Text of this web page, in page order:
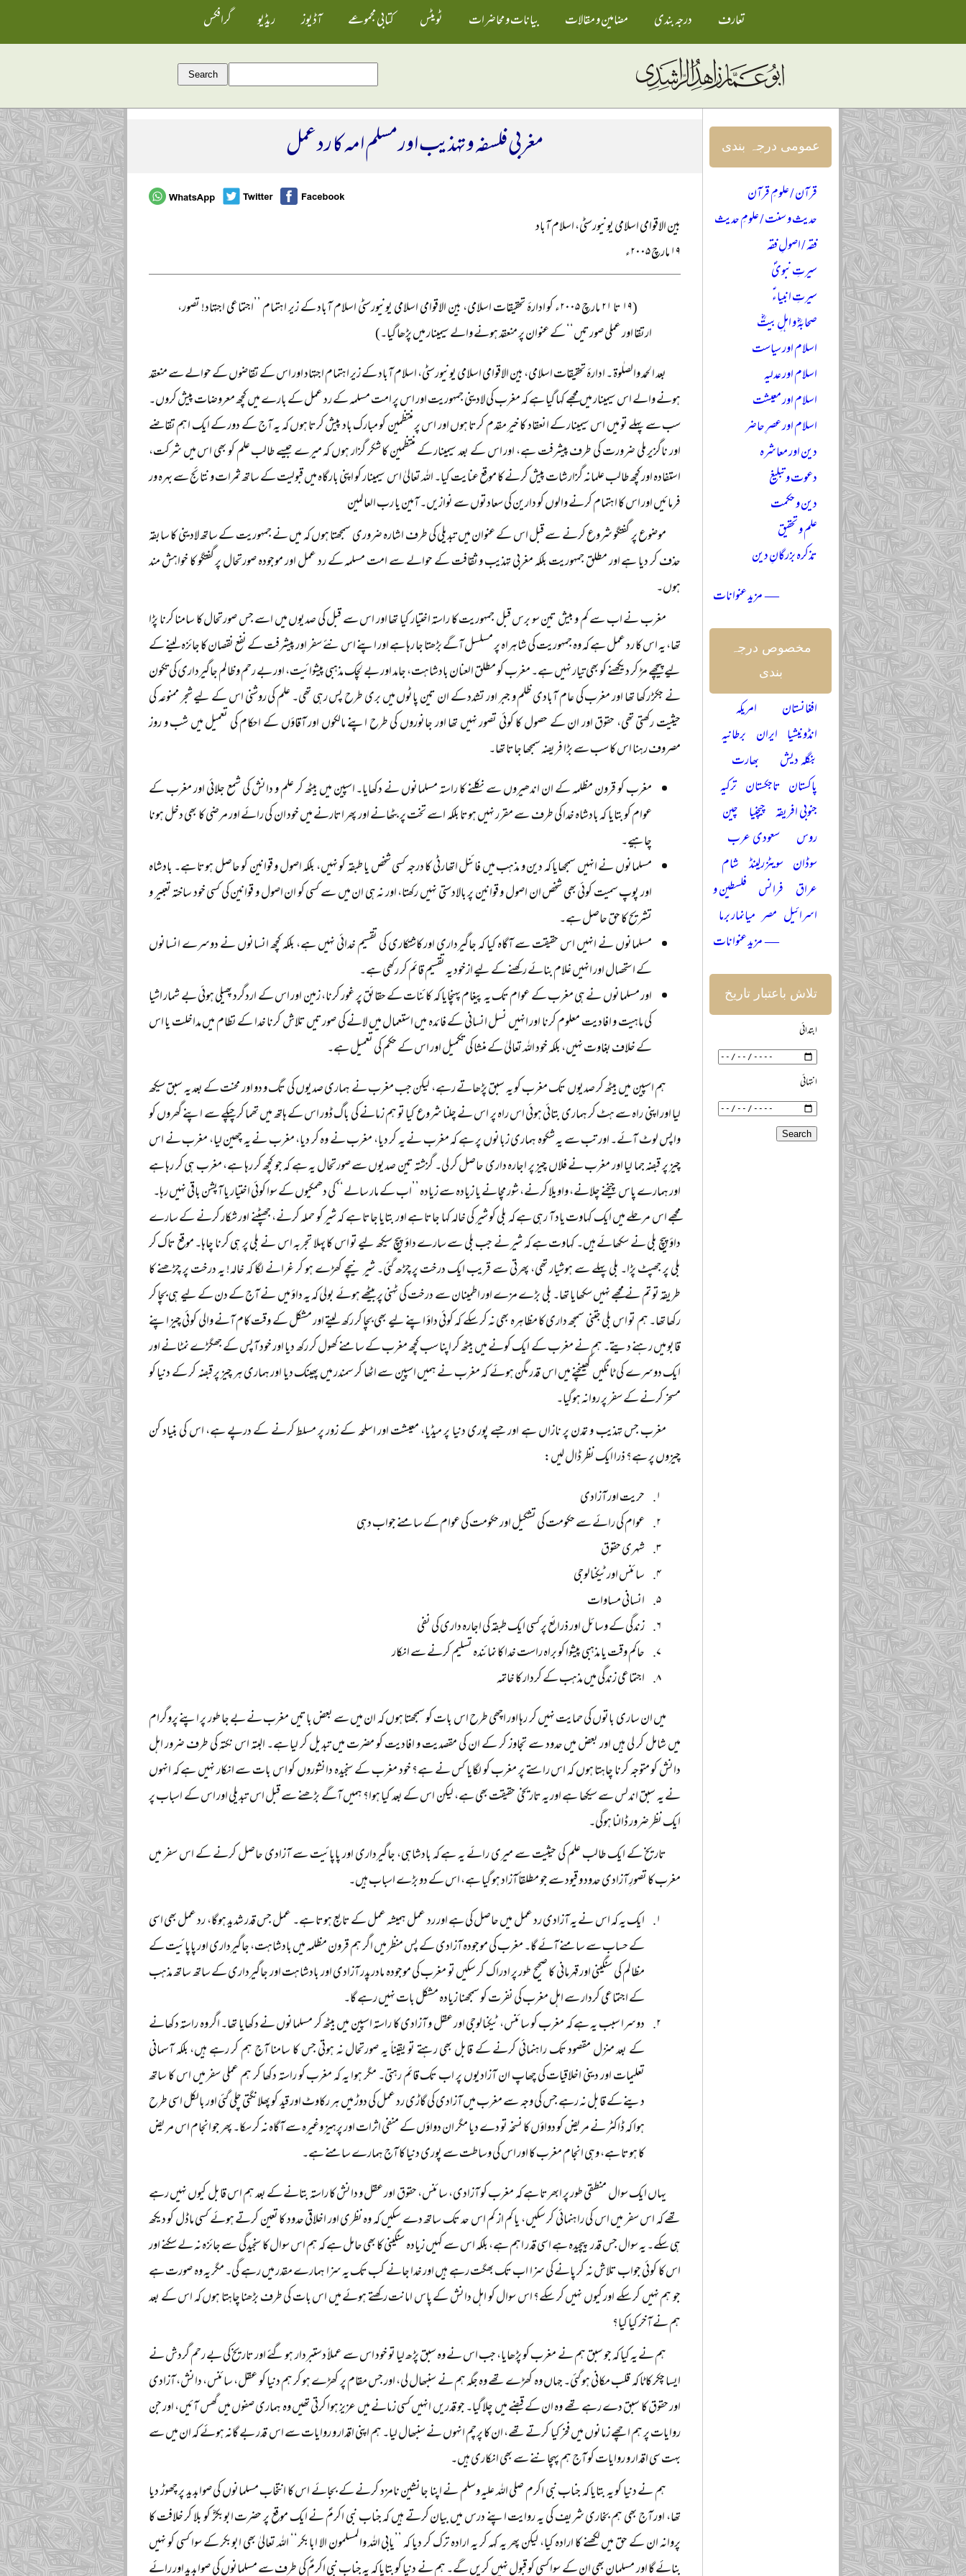
تعارف درجہ بندی مضامین و مقالات بیانات و محاضرات ٹویٹس کتابی مجموعے آڈیوز ریڈیو گرافکس
مغربی فلسفہ و تہذیب اور مسلم امہ کا رد عمل
بین الاقوامی اسلامی یونیورسٹی، اسلام آباد
۱۹ مارچ ۲۰۰۵ء
(۱۹ تا ۲۱ مارچ ۲۰۰۵ء کو ادارۂ تحقیقات اسلامی، بین الاقوامی اسلامی یونیورسٹی اسلام آباد کے زیر اہتمام ’’اجتماعی اجتہاد! تصور،
ارتقا اور عملی صورتیں‘‘ کے عنوان پر منعقد ہونے والے سیمینار میں پڑھا گیا۔)
بعد الحمد والصلٰوۃ ۔ ادارۂ تحقیقات اسلامی، بین الاقوامی اسلامی یونیورسٹی، اسلام آباد کے زیر اہتمام اجتہاد اور اس کے تقاضوں کے حوالے سے منعقد
ہونے والے اس سیمینار میں مجھے کہا گیا ہے کہ مغرب کی لادینی جمہوریت اور اس پر امت مسلمہ کے رد عمل کے بارے میں کچھ معروضات پیش کروں۔
سب سے پہلے تو میں اس سیمینار کے انعقاد کا خیر مقدم کرتا ہوں اور اس پر منتظمین کو مبارک باد پیش کرتا ہوں کہ یہ آج کے دور کے ایک اہم تقاضے
اور ناگزیر ملی ضرورت کی طرف پیشرفت ہے، اور اس کے بعد سیمینار کے منتظمین کا شکر گزار ہوں کہ میرے جیسے طالب علم کو بھی اس میں شرکت،
استفادہ اور کچھ طالب علمانہ گزارشات پیش کرنے کا موقع عنایت کیا۔ اللہ تعالیٰ اس سیمینار کو اپنی بارگاہ میں قبولیت کے ساتھ ثمرات و نتائج سے بہرہ ور
فرمائیں اور اس کا اہتمام کرنے والوں کو دارین کی سعادتوں سے نوازیں۔ آمین یا رب العالمین
موضوع پر گفتگو شروع کرنے سے قبل اس کے عنوان میں تبدیلی کی طرف اشارہ ضروری سمجھتا ہوں کہ میں نے جمہوریت کے ساتھ لادینی کا سابقہ
حذف کر دیا ہے اور مطلق جمہوریت بلکہ مغربی تہذیب و ثقافت کے حوالے سے امت مسلمہ کے رد عمل اور موجودہ صورتحال پر گفتگو کا خواہش مند
ہوں۔
مغرب نے اب سے کم و بیش تین سو برس قبل جمہوریت کا راستہ اختیار کیا تھا اور اس سے قبل کی صدیوں میں اسے جس صورتحال کا سامنا کرنا پڑا
تھا، یہ اس کا رد عمل ہے کہ وہ جمہوریت کی شاہراہ پر مسلسل آگے بڑھتا جا رہا ہے اور اپنے اس نئے سفر اور پیشرفت کے نفع نقصان کا جائزہ لینے کے
لیے پیچھے مڑ کر دیکھنے کو بھی تیار نہیں ہے۔ مغرب کو مطلق العنان بادشاہت، جامد اور بے لچک مذہبی پیشوائیت، اور بے رحم و ظالم جاگیرداری کی تکون
نے جکڑ رکھا تھا اور مغرب کی عام آبادی ظلم و جبر اور تشدد کے ان تین پاٹوں میں بری طرح پس رہی تھی۔ علم کی روشنی اس کے لیے شجر ممنوعہ کی
حیثیت رکھتی تھی، حقوق اور ان کے حصول کا کوئی تصور نہیں تھا اور جانوروں کی طرح اپنے مالکوں اور آقاؤں کے احکام کی تعمیل میں شب و روز
مصروف رہنا اس کا سب سے بڑا فریضہ سمجھا جاتا تھا۔
مغرب کو قرون مظلمہ کے ان اندھیروں سے نکلنے کا راستہ مسلمانوں نے دکھایا۔ اسپین میں بیٹھ کر علم و دانش کی شمع جلائی اور مغرب کے
عوام کو بتایا کہ بادشاہ خدا کی طرف سے مقرر نہیں ہوتا بلکہ اسے تخت پر بٹھانے اور پھر اتارنے میں خود ان کی رائے اور مرضی کا بھی دخل ہونا
چاہیے۔
مسلمانوں نے انہیں سمجھایا کہ دین و مذہب میں فائنل اتھارٹی کا درجہ کسی شخص یا طبقہ کو نہیں، بلکہ اصول و قوانین کو حاصل ہوتا ہے۔ بادشاہ
اور پوپ سمیت کوئی بھی شخص ان اصول و قوانین پر بالادستی نہیں رکھتا، اور نہ ہی ان میں سے کسی کو ان اصول و قوانین کی کسی خود ساختہ تعبیر و
تشریح کا حق حاصل ہے۔
مسلمانوں نے انہیں اس حقیقت سے آگاہ کیا کہ جاگیرداری اور کاشتکاری کی تقسیم خدائی نہیں ہے، بلکہ کچھ انسانوں نے دوسرے انسانوں
کے استحصال اور انہیں غلام بنائے رکھنے کے لیے ازخود یہ تقسیم قائم کر رکھی ہے۔
اور مسلمانوں نے ہی مغرب کے عوام تک یہ پیغام پہنچایا کہ کائنات کے حقائق پر غور کرنا، زمین اور اس کے اردگرد پھیلی ہوئی بے شمار اشیا
کی ماہیت و افادیت معلوم کرنا اور انہیں نسل انسانی کے فائدہ میں استعمال میں لانے کی صورتیں تلاش کرنا خدا کے نظام میں مداخلت یا اس
کے خلاف بغاوت نہیں، بلکہ خود اللہ تعالیٰ کے منشا کی تکمیل اور اس کے حکم کی تعمیل ہے۔
ہم اسپین میں بیٹھ کر صدیوں تک مغرب کو یہ سبق پڑھاتے رہے، لیکن جب مغرب نے ہماری صدیوں کی تگ و دو اور محنت کے بعد یہ سبق سیکھ
لیا اور اپنی راہ سے ہٹ کر ہماری بتائی ہوئی اس راہ پر اس نے چلنا شروع کیا تو ہم زمانے کی باگ ڈور اس کے ہاتھ میں تھما کر چپکے سے اپنے گھروں کو
واپس لوٹ آئے۔ اور تب سے یہ شکوہ ہماری زبانوں پر ہے کہ مغرب نے یہ کر دیا، مغرب نے وہ کر دیا، مغرب نے یہ چھین لیا، مغرب نے اس
چیز پر قبضہ جما لیا اور مغرب نے فلاں چیز پر اجارہ داری حاصل کر لی۔ گزشتہ تین صدیوں سے صورتحال یہ ہے کہ جو کچھ کر رہا ہے، مغرب ہی کر رہا ہے
اور ہمارے پاس چیخنے چلانے، واویلا کرنے، شور مچانے یا زیادہ سے زیادہ ’’اب کے مار سالے‘‘ کی دھمکیوں کے سوا کوئی اختیار یا آپشن باقی نہیں رہا۔
مجھے اس مرحلے میں ایک کہاوت یاد آ رہی ہے کہ بلی کو شیر کی خالہ کہا جاتا ہے اور بتایا جاتا ہے کہ شیر کو حملہ کرنے، جھپٹنے اور شکار کرنے کے سارے
داؤ پیچ بلی نے سکھائے ہیں۔ کہاوت ہے کہ شیر نے جب بلی سے سارے داؤ پیچ سیکھ لیے تو اس کا پہلا تجربہ اس نے بلی پر ہی کرنا چاہا۔ موقع تاک کر
بلی پر جھپٹ پڑا۔ بلی پہلے سے ہوشیار تھی، پھرتی سے قریب ایک درخت پر چڑھ گئی۔ شیر نیچے کھڑے ہو کر غرانے لگا کہ خالہ! یہ درخت پر چڑھنے کا
طریقہ تو تم نے مجھے نہیں سکھایا تھا۔ بلی بڑے مزے اور اطمینان سے درخت کی ٹہنی پر بیٹھے ہوئے بولی کہ یہ داؤ میں نے آج کے دن کے لیے ہی بچا کر
رکھا تھا۔ ہم تو اس بلی جتنی سمجھ داری کا مظاہرہ بھی نہ کر سکے کہ کوئی داؤ اپنے لیے بھی بچا کر رکھ لیتے اور مشکل کے وقت کام آنے والی کوئی چیز اپنے
قابو میں رہنے دیتے۔ ہم نے مغرب کے ایک کونے میں بیٹھ کر اپنا سب کچھ مغرب کے سامنے کھول کر رکھ دیا اور خود آپس کے جھگڑے نمٹانے اور
ایک دوسرے کی ٹانگیں کھینچنے میں اس قدر مگن ہوئے کہ مغرب نے ہمیں اسپین سے اٹھا کر سمندر میں پھینک دیا اور ہماری ہر چیز پر قبضہ کر کے دنیا کو
مسخر کرنے کے سفر پر روانہ ہوگیا۔
مغرب جس تہذیب و تمدن پر نازاں ہے اور جسے پوری دنیا پر میڈیا، معیشت اور اسلحہ کے زور پر مسلط کرنے کے درپے ہے، اس کی بنیاد کن
چیزوں پر ہے؟ ذرا ایک نظر ڈال لیں:
حریت اور آزادی
عوام کی رائے سے حکومت کی تشکیل اور حکومت کی عوام کے سامنے جواب دہی
شہری حقوق
سائنس اور ٹیکنالوجی
انسانی مساوات
زندگی کے وسائل اور ذرائع پر کسی ایک طبقہ کی اجارہ داری کی نفی
حاکم وقت یا مذہبی پیشوا کو براہ راست خدا کا نمائندہ تسلیم کرنے سے انکار
اجتماعی زندگی میں مذہب کے کردار کا خاتمہ
میں ان ساری باتوں کی حمایت نہیں کر رہا اور اچھی طرح اس بات کو سمجھتا ہوں کہ ان میں سے بعض باتیں مغرب نے بے جا طور پر اپنے پروگرام
میں شامل کر لی ہیں اور بعض میں حدود سے تجاوز کر کے ان کی مقصدیت و افادیت کو مضرت میں تبدیل کر لیا ہے۔ البتہ اس نکتہ کی طرف ضرور اہل
دانش کو متوجہ کرنا چاہتا ہوں کہ اس راستے پر مغرب کو لگایا کس نے ہے؟ خود مغرب کے سنجیدہ دانشوروں کو اس بات سے انکار نہیں ہے کہ انہوں
نے یہ سبق اندلس سے سیکھا ہے اور یہ تاریخی حقیقت بھی ہے، لیکن اس کے بعد کیا ہوا؟ ہمیں آگے بڑھنے سے قبل اس تبدیلی اور اس کے اسباب پر
ایک نظر ضرور ڈالنا ہوگی۔
تاریخ کے ایک طالب علم کی حیثیت سے میری رائے یہ ہے کہ بادشاہی، جاگیرداری اور پاپائیت سے آزادی حاصل کرنے کے اس سفر میں
مغرب کا تصورِ آزادی حدود و قیود سے جو مطلقاً آزاد ہو گیا ہے، اس کے دو بڑے اسباب ہیں۔
ایک یہ کہ اس نے یہ آزادی رد عمل میں حاصل کی ہے اور رد عمل ہمیشہ عمل کے تابع ہوتا ہے۔ عمل جس قدر شدید ہوگا، رد عمل بھی اسی
کے حساب سے سامنے آئے گا۔ مغرب کی موجودہ آزادی کے پس منظر میں اگر ہم قرون مظلمہ میں بادشاہت، جاگیرداری اور پاپائیت کے
مظالم کی سنگینی اور قہرمانی کا صحیح طور پر ادراک کر سکیں تو مغرب کی موجودہ مادرپدر آزادی اور بادشاہت اور جاگیرداری کے ساتھ ساتھ مذہب
کے اجتماعی کردار سے اہل مغرب کی نفرت کو سمجھنا زیادہ مشکل بات نہیں رہے گا۔
دوسرا سبب یہ ہے کہ مغرب کو سائنس، ٹیکنالوجی اور عقل و آزادی کا راستہ اسپین میں بیٹھ کر مسلمانوں نے دکھایا تھا۔ اگر وہ راستہ دکھانے
کے بعد منزل مقصود تک راہنمائی کرنے کے قابل بھی رہتے تو یقیناً یہ صورتحال نہ ہوتی جس کا سامنا آج ہم کر رہے ہیں، بلکہ آسمانی
تعلیمات اور دینی اخلاقیات کی چھاپ ان آزادیوں پر اب تک قائم رہتی۔ مگر ہوا یہ کہ مغرب کو راستہ دکھا کر ہم عملی سفر میں اس کا ساتھ
دینے کے قابل نہ رہے جس کی وجہ سے مغرب میں آزادی کی گاڑی رد عمل کی دوڑ میں ہر رکاوٹ اور قید کو پھلانگتی چلی گئی اور بالکل اسی طرح
ہوا کہ ڈاکٹر نے مریض کو دواؤں کا نسخہ تو دے دیا مگر ان دواؤں کے منفی اثرات اور پرہیز وغیرہ سے آگاہ نہ کر سکا۔ پھر جو انجام اس مریض
کا ہوتا ہے، وہی انجام مغرب کا اور اس کی وساطت سے پوری دنیا کا آج ہمارے سامنے ہے۔
یہاں ایک سوال منطقی طور پر ابھرتا ہے کہ مغرب کو آزادی، سائنس، حقوق اور عقل و دانش کا راستہ بتانے کے بعد ہم اس قابل کیوں نہیں رہے
تھے کہ اس سفر میں اس کی راہنمائی کر سکیں، یا کم از کم اس حد تک ساتھ دے سکیں کہ وہ نظری اور اخلاقی حدود کا تعین کرتے ہوئے کسی ماڈل کو دیکھ
ہی سکے۔ یہ سوال جس قدر پیچیدہ ہے اسی قدر اہم ہے، بلکہ اس سے کہیں زیادہ سنگینی کا بھی حامل ہے کہ ہم اس سوال کا سنجیدگی سے جائزہ نہ لے سکنے اور
اس کا کوئی جواب تلاش نہ کر پانے کی سزا اب تک بھگت رہے ہیں اور خدا جانے کب تک یہ سزا ہمارے مقدر میں رہے گی۔ مگر یہ وہ صورت ہے
جو ہم نہیں کر سکے اور کیوں نہیں کر سکے؟ اس سوال کو اہل دانش کے پاس امانت رکھتے ہوئے میں اس بات کی طرف بڑھنا چاہتا ہوں کہ اس کے بعد
ہم نے آخر کیا کیا؟
ہم نے یہ کیا کہ جو سبق ہم نے مغرب کو پڑھایا، جب اس نے وہ سبق پڑھ لیا تو خود اس سے عملاً دستبردار ہو گئے اور تاریخ کی بے رحم گردش نے
ایسا چکر کاٹا کہ قلب مکانی ہو گئی۔ جہاں وہ کھڑے تھے وہ جگہ ہم نے سنبھال لی، اور جس مقام پر کھڑے ہو کر ہم دنیا کو عقل، سائنس، دانش، آزادی
اور حقوق کا سبق دے رہے تھے وہ ان کے قبضے میں چلا گیا۔ جو قدریں انہیں کسی زمانے میں عزیز ہوا کرتی تھیں وہ ہماری صفوں میں گھس آئیں، اور جن
روایات پر ہم اچھے زمانوں میں فخر کیا کرتے تھے، ان کا پرچم انہوں نے سنبھال لیا۔ ہم اپنی اقدار و روایات سے اس قدر بے گانہ ہوئے کہ ان میں سے
بہت سی اقدار و روایات کو آج ہم پہچاننے سے بھی انکاری ہیں۔
ہم نے دنیا کو یہ بتایا کہ جناب نبی اکرم صلی اللہ علیہ وسلم نے اپنا جانشین نامزد کرنے کے بجائے اس کا انتخاب مسلمانوں کی صوابدید پر چھوڑ دیا
تھا، اور آج بھی ہم بخاری شریف کی یہ روایت اپنے درس میں بیان کرتے ہیں کہ جناب نبی اکرمؐ نے ایک موقع پر حضرت ابوبکرؓ کو بلا کر خلافت کا
پروانہ ان کے حق میں لکھنے کا ارادہ کیا، لیکن پھر یہ کہہ کر یہ ارادہ ترک کر دیا کہ ’’یابی اللہ والمسلمون الا ابابکر‘‘ اللہ تعالیٰ بھی ابوبکر کے سوا کسی کو نہیں
بنائے گا اور مسلمان بھی ان کے سوا کسی کو قبول نہیں کریں گے۔ ہم نے دنیا کو بتایا کہ یہ جناب نبی اکرمؐ کی طرف سے مسلمانوں کی صوابدید اور رائے
عمومی درجہ بندی
قرآن / علومِ قرآن
حدیث و سنت / علومِ حدیث
فقہ / اصولِ فقہ
سیرتِ نبویؐ
سیرتِ انبیاءؑ
صحابہؓ و اہلِ بیتؓ
اسلام اور سیاست
اسلام اور عدلیہ
اسلام اور معیشت
اسلام اور عصرِ حاضر
دین اور معاشرہ
دعوت و تبلیغ
دین و حکمت
علم و تحقیق
تذکرہ بزرگانِ دین
— مزید عنوانات
مخصوص درجہ
بندی
افغانستان
امریکہ
انڈونیشیا ایران برطانیہ
بنگلہ دیش
بھارت
پاکستان تاجکستان ترکیہ
جنوبی افریقہ چیچنیا چین
روس
سعودی عرب
سوڈان سویٹزرلینڈ شام
عراق فرانس فلسطین و
اسرائیل مصر میانمار برما
— مزید عنوانات
تلاش باعتبار تاریخ
ابتدائی
انتہائی